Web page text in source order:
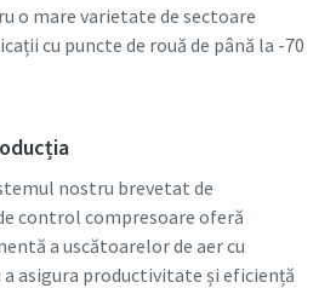
o mare varietate de sectoare
cu puncte de rouă de până la -70
nostru brevetat de
control compresoare oferă
a uscătoarelor de aer cu
asigura productivitate și eficiență